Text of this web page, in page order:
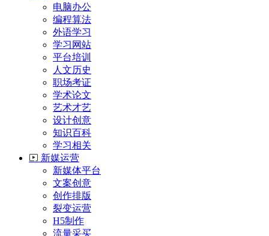
电脑办公
编程算法
外语学习
学习网站
平台培训
人文历史
职场考证
学术论文
艺术才艺
设计创意
知识百科
学习相关
新媒运营
新媒体平台
文案创意
创作排版
裂变运营
H5制作
流量采买